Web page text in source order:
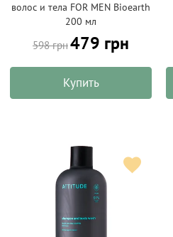
волос и тела FOR MEN Bioearth
200 мл
598 грн479 грн
Купить